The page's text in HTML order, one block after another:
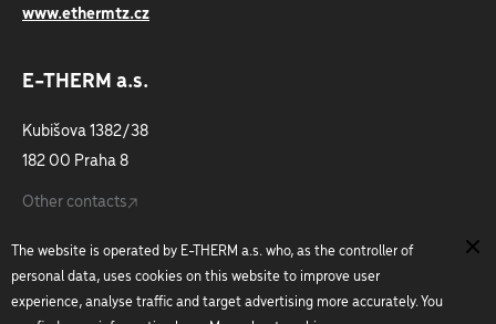
www.ethermtz.cz
E-THERM a.s.
Kubišova 1382/38
182 00 Praha 8
Other contacts
Do not hesitate to ask us:
+420 266 199 711
The website is operated by E-THERM a.s. who, as the controller of
personal data, uses cookies on this website to improve user
experience, analyse traffic and target advertising more accurately. You